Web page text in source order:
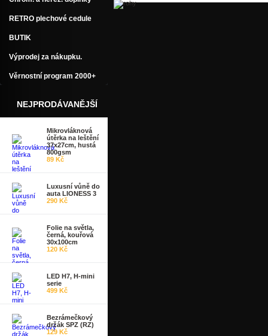
RETRO plechové cedule
BUTIK
Výprodej za nákupku.
Věrnostní program 2000+
NEJPRODÁVANĚJŠÍ
Mikrovláknová
útěrka na leštění
37x27cm, hustá
800gsm
89 Kč
Luxusní vůně do
auta LIONESS 3
290 Kč
Folie na světla,
černá, kouřová
30x100cm
120 Kč
LED H7, H-mini
serie
499 Kč
Bezrámečkový
držák SPZ (RZ)
129 Kč